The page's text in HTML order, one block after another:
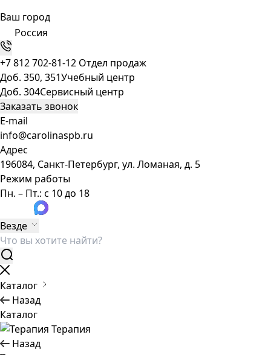
Ваш город
Россия
+7 812 702-81-12 Отдел продаж
Доб. 350, 351Учебный центр
Доб. 304Сервисный центр
Заказать звонок
E-mail
info@carolinaspb.ru
Адрес
196084, Санкт-Петербург, ул. Ломаная, д. 5
Режим работы
Пн. – Пт.: с 10 до 18
Везде
Каталог
Назад
Каталог
Терапия
Назад